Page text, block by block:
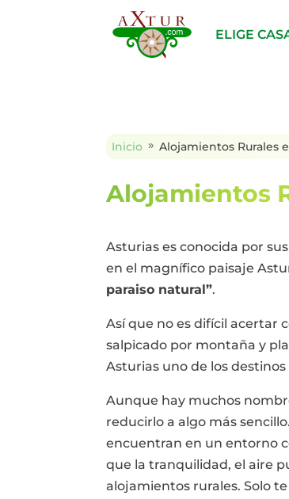
ELIGE
Inicio 9 Alojamientos Rurales
Alojamientos
Asturias es conocida por sus
en el magnífico paisaje
paraiso natural”.
Así que no es difícil acertar
salpicado por montaña y
Asturias uno de los
Aunque hay muchos
reducirlo a algo más
encuentran en un entorno
que la tranquilidad, el aire
alojamientos rurales. Solo